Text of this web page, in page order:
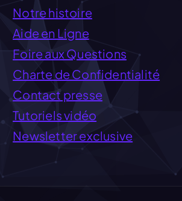
Notre histoire
Aide en Ligne
Foire aux Questions
Charte de Confidentialité
Contact presse
Tutoriels vidéo
Newsletter exclusive